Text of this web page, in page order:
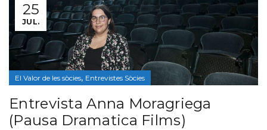
25
JUL.
El Valor de les sòcies, Entrevistes Sòcies
Entrevista Anna Moragriega
(Pausa Dramatica Films)